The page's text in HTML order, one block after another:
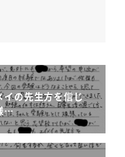
イの先生方を信じ
…